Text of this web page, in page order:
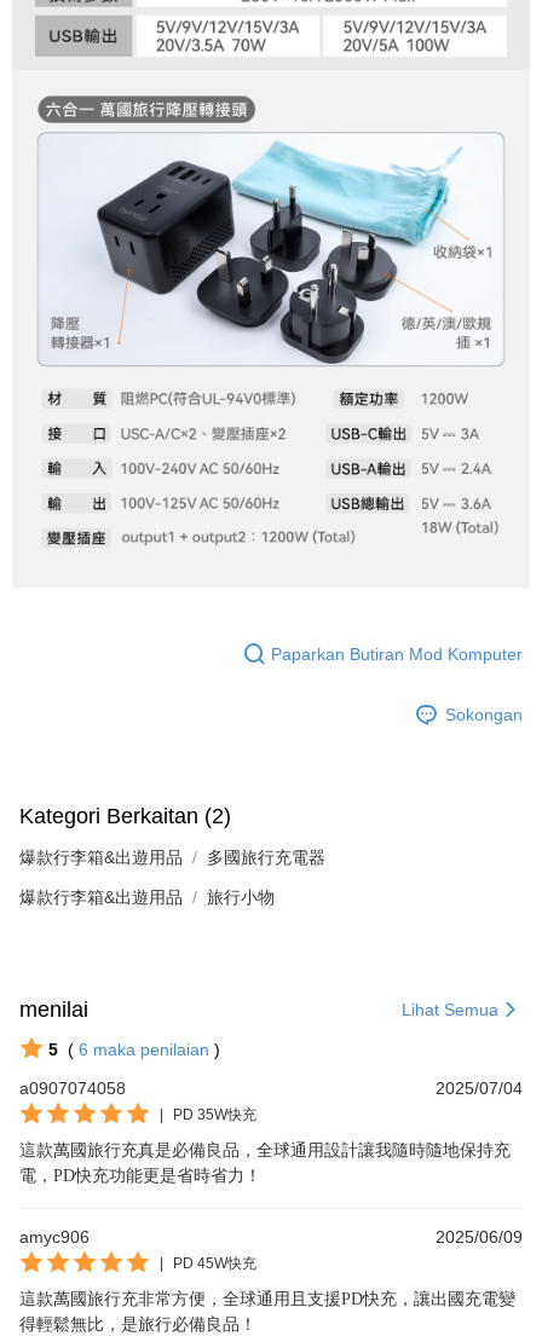
Paparkan Butiran Mod Komputer
Sokongan
Kategori Berkaitan (2)
爆款行李箱&出遊用品 多國旅行充電器
爆款行李箱&出遊用品 旅行小物
menilai Lihat Semua
5 ( 6 maka penilaian )
a0907074058
2025/07/04
PD 35W快充
這款萬國旅行充真是必備良品，全球通用設計讓我隨時隨地保持充
電，PD快充功能更是省時省力！
amyc906 2025/06/09
PD 45W快充
這款萬國旅行充非常方便，全球通用且支援PD快充，讓出國充電變
得輕鬆無比，是旅行必備良品！